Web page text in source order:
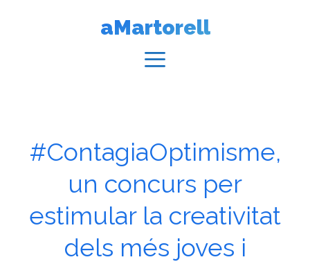
aMartorell
#ContagiaOptimisme,
un concurs per
estimular la creativitat
dels més joves i